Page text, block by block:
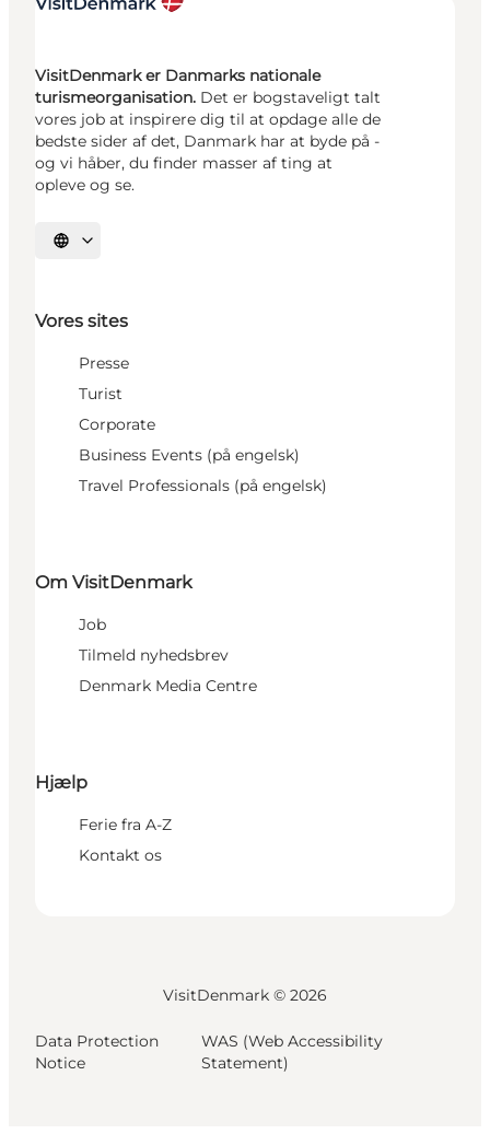
VisitDenmark er Danmarks nationale
turismeorganisation. Det er bogstaveligt talt
vores job at inspirere dig til at opdage alle de
bedste sider af det, Danmark har at byde på -
og vi håber, du finder masser af ting at
opleve og se.
Vælg sprog
Vores sites
Presse
Turist
Corporate
Business Events (på engelsk)
Travel Professionals (på engelsk)
Om VisitDenmark
Job
Tilmeld nyhedsbrev
Denmark Media Centre
Hjælp
Ferie fra A-Z
Kontakt os
VisitDenmark © 2026
Data Protection
Notice
WAS (Web Accessibility
Statement)